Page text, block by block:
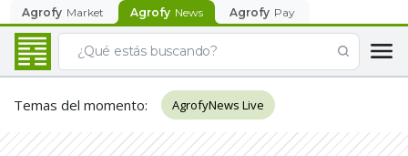
Agrofy Market Agrofy News Agrofy Pay
Temas del momento: AgrofyNews Live